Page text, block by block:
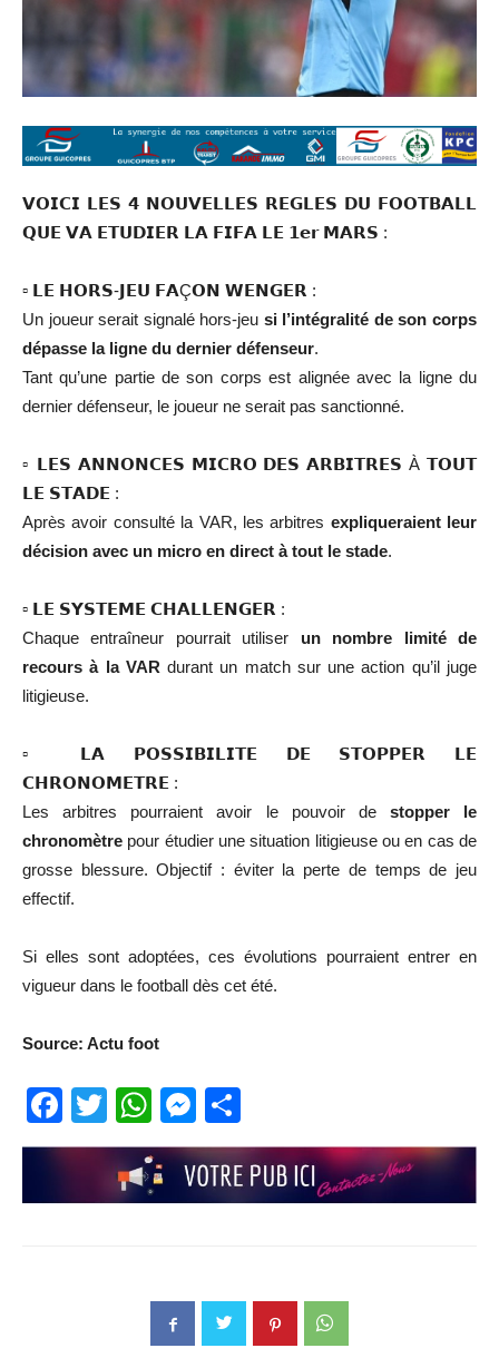
𝗩𝗢𝗜𝗖𝗜 𝗟𝗘𝗦 𝟰 𝗡𝗢𝗨𝗩𝗘𝗟𝗟𝗘𝗦 𝗥𝗘𝗚𝗟𝗘𝗦 𝗗𝗨 𝗙𝗢𝗢𝗧𝗕𝗔𝗟𝗟
𝗤𝗨𝗘 𝗩𝗔 𝗘𝗧𝗨𝗗𝗜𝗘𝗥 𝗟𝗔 𝗙𝗜𝗙𝗔 𝗟𝗘 𝟭𝗲𝗿 𝗠𝗔𝗥𝗦 :
▫️ 𝗟𝗘 𝗛𝗢𝗥𝗦-𝗝𝗘𝗨 𝗙𝗔Ç𝗢𝗡 𝗪𝗘𝗡𝗚𝗘𝗥 :
Un joueur serait signalé hors-jeu si l’intégralité de son corps
dépasse la ligne du dernier défenseur.
Tant qu’une partie de son corps est alignée avec la ligne du
dernier défenseur, le joueur ne serait pas sanctionné.
▫️ 𝗟𝗘𝗦 𝗔𝗡𝗡𝗢𝗡𝗖𝗘𝗦 𝗠𝗜𝗖𝗥𝗢 𝗗𝗘𝗦 𝗔𝗥𝗕𝗜𝗧𝗥𝗘𝗦 À 𝗧𝗢𝗨𝗧
𝗟𝗘 𝗦𝗧𝗔𝗗𝗘 :
Après avoir consulté la VAR, les arbitres expliqueraient leur
décision avec un micro en direct à tout le stade.
▫️ 𝗟𝗘 𝗦𝗬𝗦𝗧𝗘𝗠𝗘 𝗖𝗛𝗔𝗟𝗟𝗘𝗡𝗚𝗘𝗥 :
Chaque entraîneur pourrait utiliser un nombre limité de
recours à la VAR durant un match sur une action qu’il juge
litigieuse.
▫️ 𝗟𝗔 𝗣𝗢𝗦𝗦𝗜𝗕𝗜𝗟𝗜𝗧𝗘 𝗗𝗘 𝗦𝗧𝗢𝗣𝗣𝗘𝗥 𝗟𝗘
𝗖𝗛𝗥𝗢𝗡𝗢𝗠𝗘𝗧𝗥𝗘 :
Les arbitres pourraient avoir le pouvoir de stopper le
chronomètre pour étudier une situation litigieuse ou en cas de
grosse blessure. Objectif : éviter la perte de temps de jeu
effectif.
Si elles sont adoptées, ces évolutions pourraient entrer en
vigueur dans le football dès cet été.
Source: Actu foot
Facebook
TwitterWhatsApp
Messenger